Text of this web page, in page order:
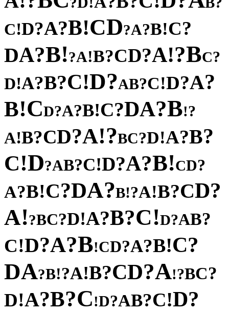
C!D?A?B!CD?A?B!C?
DA?B!?A!B?CD?A!?BC?
D!A?B?C!D?AB?C!D?A?
B!CD?A?B!C?DA?B!?
A!B?CD?A!?BC?D!A?B?
C!D?AB?C!D?A?B!CD?
A?B!C?DA?B!?A!B?CD?
A!?BC?D!A?B?C!D?AB?
C!D?A?B!CD?A?B!C?
DA?B!?A!B?CD?A!?BC?
D!A?B?C!D?AB?C!D?